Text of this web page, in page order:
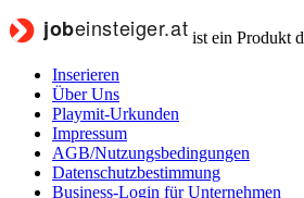
ist ein Produkt
Inserieren
Über Uns
Playmit-Urkunden
Impressum
AGB/Nutzungsbedingungen
Datenschutzbestimmung
Business-Login für Unternehmen